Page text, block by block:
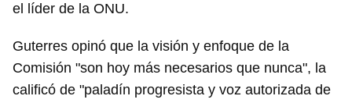
el líder de la ONU.
Guterres opinó que la visión y enfoque de la
Comisión "son hoy más necesarios que nunca", la
calificó de "paladín progresista y voz autorizada de